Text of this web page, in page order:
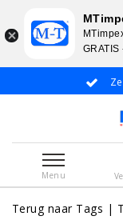
Menu
Terug naar Tags |